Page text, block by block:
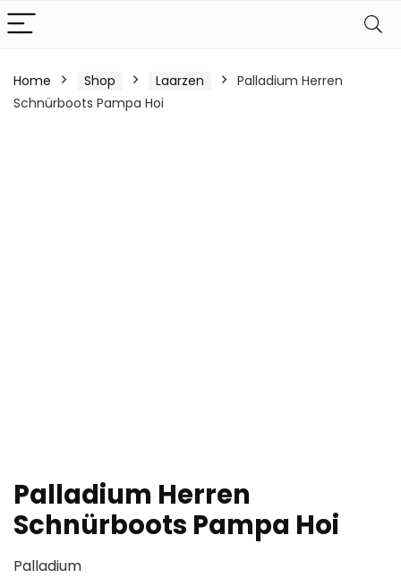
Home Shop Laarzen
Palladium Herren
Schnürboots Pampa Hoi
Palladium Herren
Schnürboots Pampa Hoi
Palladium